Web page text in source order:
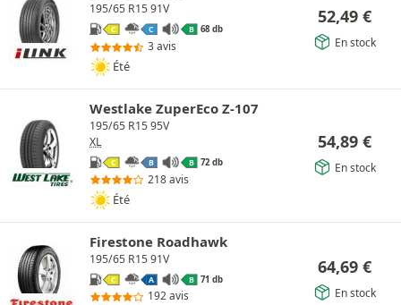
195/65 R15 91V
C C B 68 db
3 avis
Été
52,49 €
En stock
Westlake ZuperEco Z-107
195/65 R15 95V
XL
C B B 72 db
218 avis
Été
54,89 €
En stock
Firestone Roadhawk
195/65 R15 91V
C A B 71 db
192 avis
64,69 €
En stock